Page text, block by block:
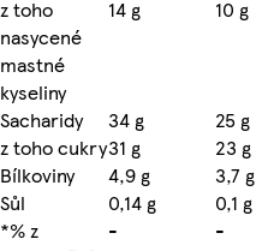
z toho
nasycené
mastné
kyseliny
14 g 10 g
Sacharidy 34 g 25 g
z toho cukry31 g 23 g
Bílkoviny
4,9 g 3,7 g
Sůl
0,14 g 0,1 g
*% z
- -